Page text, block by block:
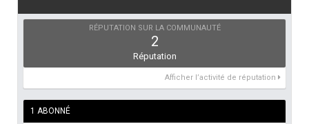
RÉPUTATION SUR LA COMMUNAUTÉ
2
Réputation
Afficher l’activité de réputation
1 ABONNÉ